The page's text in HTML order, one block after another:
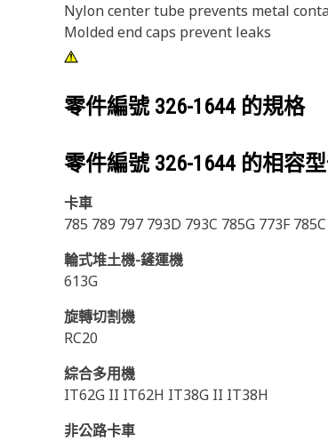
Nylon center tube prevents metal
Molded end caps prevent leaks
零件編號 326-1644 的規格
零件編號 326-1644 的相容
卡車
785 789 797 793D 793C 785G 773F
輪式堆土機-鏟運機
613G
旋轉切割機
RC20
綜合多用機
IT62G II IT62H IT38G II IT38H
非公路卡車